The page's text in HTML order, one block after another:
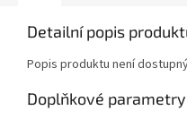
Detailní popis
Popis produktu není
Doplňkové parametry